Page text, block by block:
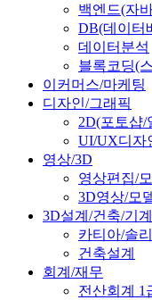
백엔드(자
DB(데이터
데이터분석
블록코딩(
이커머스/마케팅
디자인/그래픽
2D(포토샵/
UI/UX디자
영상/3D
영상편집/
3D영상/모
3D설계/건축/기계
카티아/솔
건축설계
회계/재무
전산회계 1